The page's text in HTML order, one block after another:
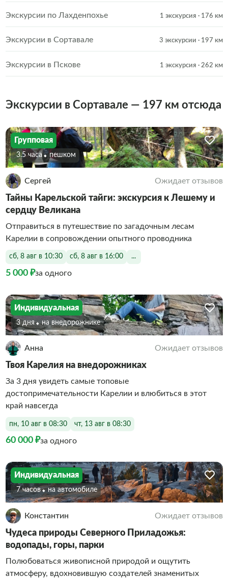
Экскурсии по Лахденпохье 1 экскурсия · 176 км
Экскурсии в Сортавале 3 экскурсии · 197 км
Экскурсии в Пскове 1 экскурсия · 262 км
Экскурсии в Сортавале — 197 км отсюда
Групповая
3.5 часа Пешком
Сергей Ожидает отзывов
Тайны Карельской тайги: экскурсия к Лешему и
сердцу Великана
Отправиться в путешествие по загадочным лесам
Карелии в сопровождении опытного проводника
сб, 8 авг в 10:30 сб, 8 авг в 16:00 ...
5 000 ₽за одного
Индивидуальная
3 дня На внедорожнике
Анна Ожидает отзывов
Твоя Карелия на внедорожниках
За 3 дня увидеть самые топовые
достопримечательности Карелии и влюбиться в этот
край навсегда
пн, 10 авг в 08:30 чт, 13 авг в 08:30
60 000 ₽за одного
Индивидуальная
7 часов На автомобиле
Константин Ожидает отзывов
Чудеса природы Северного Приладожья:
водопады, горы, парки
Полюбоваться живописной природой и ощутить
атмосферу, вдохновившую создателей знаменитых